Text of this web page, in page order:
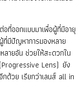
อที่ออกแบบมาเพื่อผู้ที่มีอายุ
มีปัญหาการมองหลาย
ลายอัน ช่วยให้สะดวกใน
Lens) ยัง
ด้วย เรียกว่าเลนส์ all in